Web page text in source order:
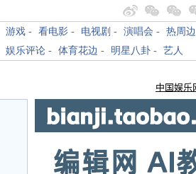
游戏 - 看电影 - 电视剧 - 演唱会 - 热周边
娱乐评论 - 体育花边 - 明星八卦 - 艺人